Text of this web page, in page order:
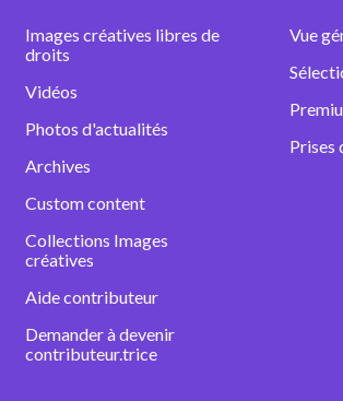
Images créatives libres de
droits
Vidéos
Photos d'actualités
Archives
Custom content
Collections Images
créatives
Aide contributeur
Demander à devenir
contributeur.trice
Vue
Prises